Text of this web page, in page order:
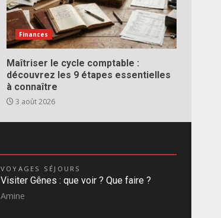
Finances
Maîtriser le cycle comptable :
découvrez les 9 étapes essentielles
à connaître
3 août 2026
VOYAGES SÉJOURS
Visiter Gênes : que voir ? Que faire ?
Amine